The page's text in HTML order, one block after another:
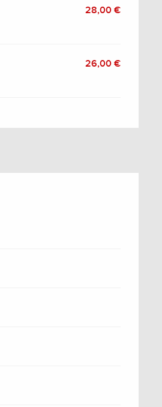
28,00 €
26,00 €